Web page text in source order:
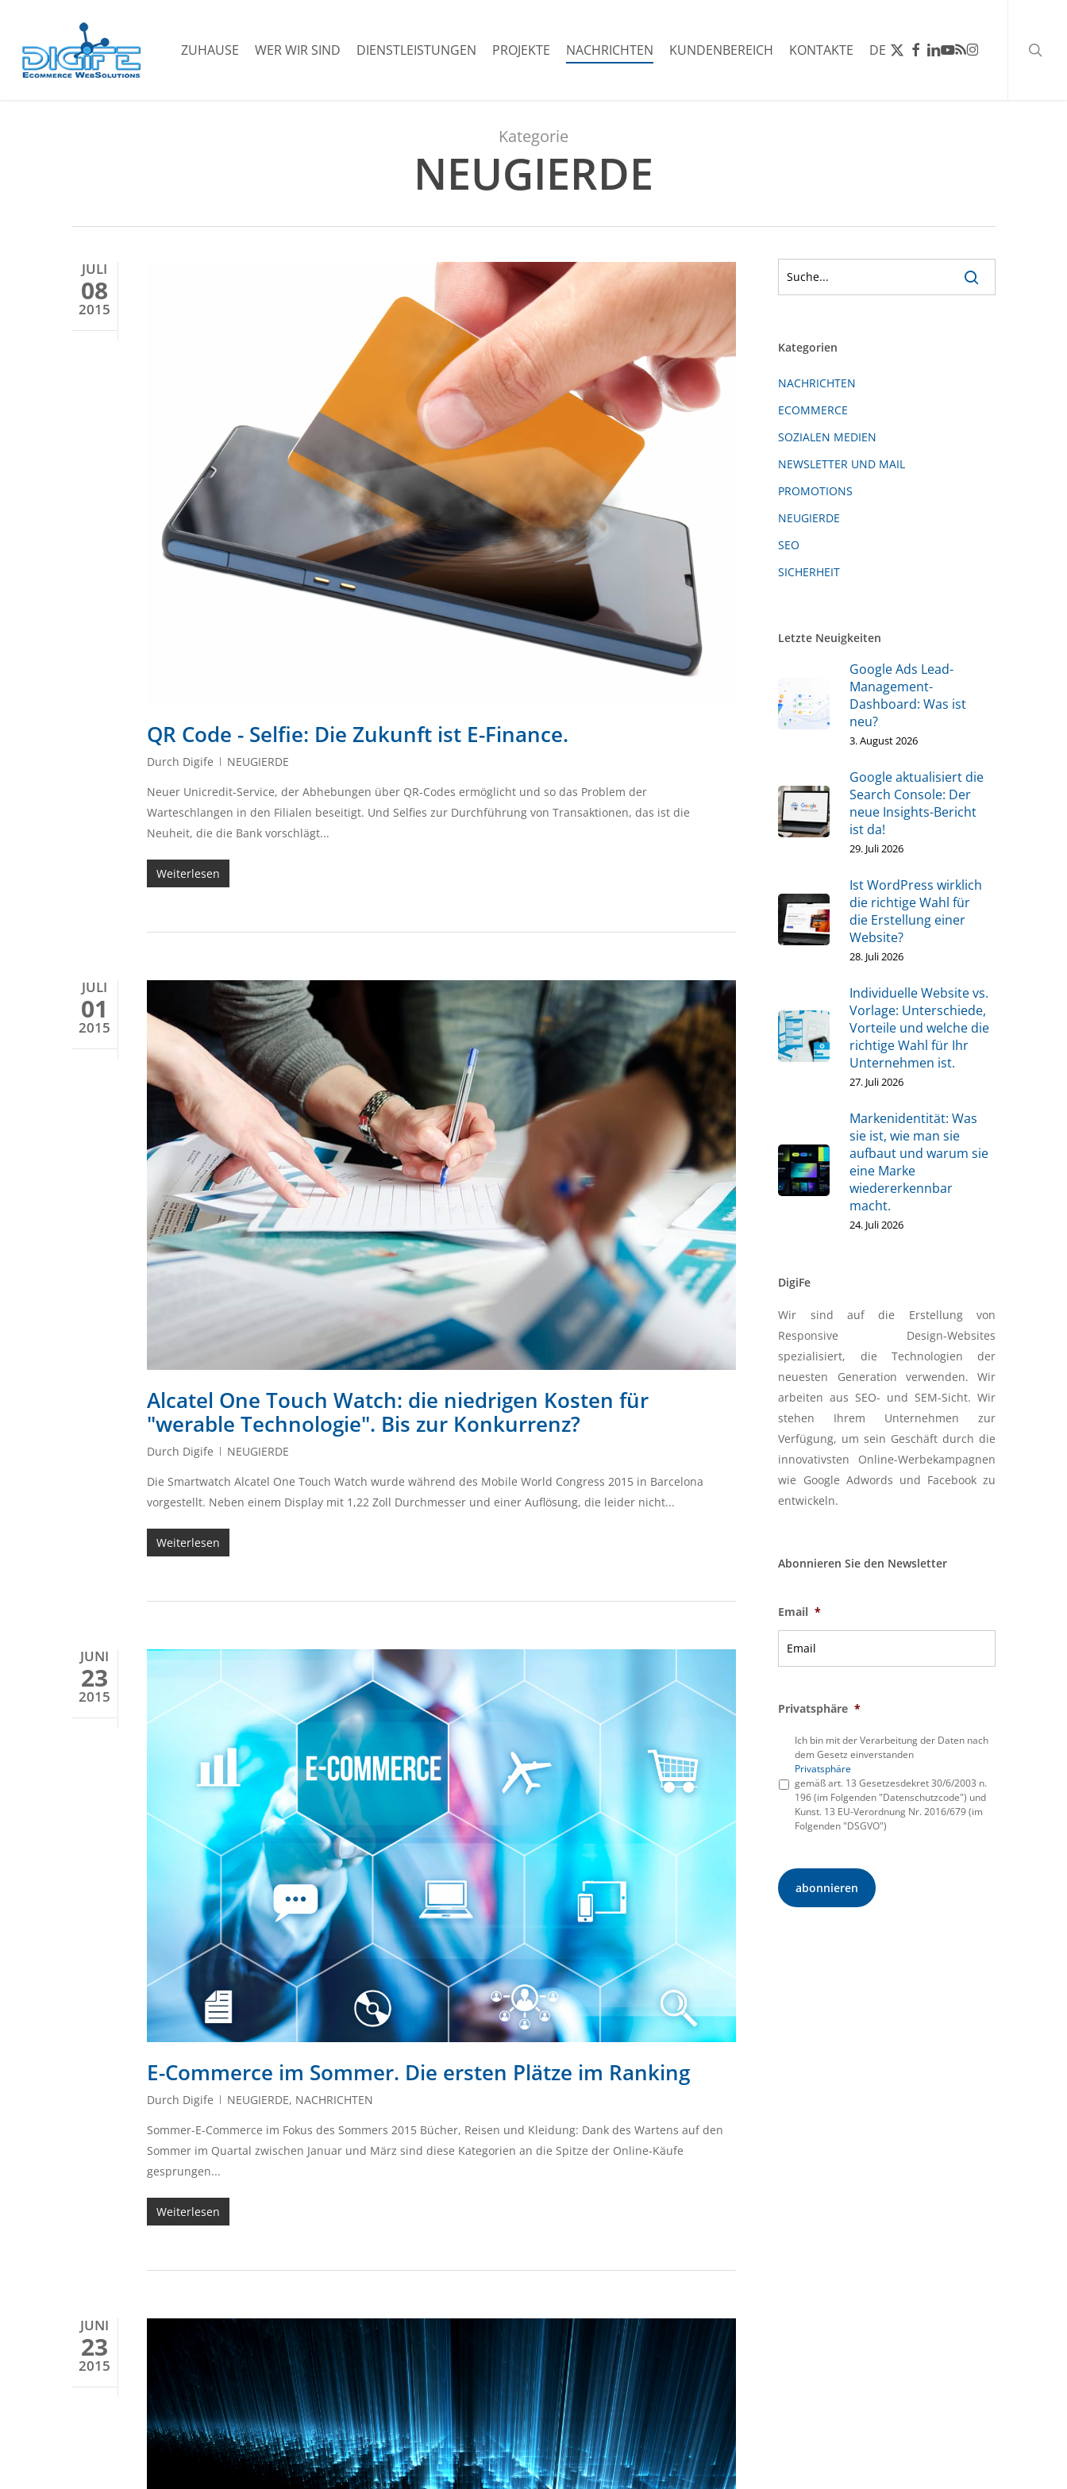
springen
ZUHAUSE WER WIR SIND DIENSTLEISTUNGEN PROJEKTE NACHRICHTEN KUNDENBEREICH KONTAKTE DE X-
TWITTER
FACEBOOK
LINKEDIN
YOUTUBE
RSSINSTAGRAM
Kategorie
NEUGIERDE
JULI
08
2015
QR Code - Selfie: Die Zukunft ist E-Finance.
Durch Digife
NEUGIERDE
Neuer Unicredit-Service, der Abhebungen über QR-Codes ermöglicht und so das Problem der
Warteschlangen in den Filialen beseitigt. Und Selfies zur Durchführung von Transaktionen, das ist die
Neuheit, die die Bank vorschlägt...
Weiterlesen
JULI
01
2015
Alcatel One Touch Watch: die niedrigen Kosten für
"werable Technologie". Bis zur Konkurrenz?
Durch Digife
NEUGIERDE
Die Smartwatch Alcatel One Touch Watch wurde während des Mobile World Congress 2015 in Barcelona
vorgestellt. Neben einem Display mit 1,22 Zoll Durchmesser und einer Auflösung, die leider nicht...
Weiterlesen
JUNI
23
2015
E-Commerce im Sommer. Die ersten Plätze im Ranking
Durch Digife NEUGIERDE, NACHRICHTEN
Sommer-E-Commerce im Fokus des Sommers 2015 Bücher, Reisen und Kleidung: Dank des Wartens auf den
Sommer im Quartal zwischen Januar und März sind diese Kategorien an die Spitze der Online-Käufe
gesprungen...
Weiterlesen
JUNI
23
2015
Kategorien
NACHRICHTEN
ECOMMERCE
SOZIALEN MEDIEN
NEWSLETTER UND MAIL
PROMOTIONS
NEUGIERDE
SEO
SICHERHEIT
Letzte Neuigkeiten
Google Ads Lead-
Management-
Dashboard: Was ist
neu?
3. August 2026
Google aktualisiert die
Search Console: Der
neue Insights-Bericht
ist da!
29. Juli 2026
Ist WordPress wirklich
die richtige Wahl für
die Erstellung einer
Website?
28. Juli 2026
Individuelle Website vs.
Vorlage: Unterschiede,
Vorteile und welche die
richtige Wahl für Ihr
Unternehmen ist.
27. Juli 2026
Markenidentität: Was
sie ist, wie man sie
aufbaut und warum sie
eine Marke
wiedererkennbar
macht.
24. Juli 2026
DigiFe
Wir sind auf die Erstellung von
Responsive Design-Websites
spezialisiert, die Technologien der
neuesten Generation verwenden. Wir
arbeiten aus SEO- und SEM-Sicht. Wir
stehen Ihrem Unternehmen zur
Verfügung, um sein Geschäft durch die
innovativsten Online-Werbekampagnen
wie Google Adwords und Facebook zu
entwickeln.
Abonnieren Sie den Newsletter
Email *
Privatsphäre *
Ich bin mit der Verarbeitung der Daten nach
dem Gesetz einverstanden
Privatsphäre
gemäß art. 13 Gesetzesdekret 30/6/2003 n.
196 (im Folgenden "Datenschutzcode") und
Kunst. 13 EU-Verordnung Nr. 2016/679 (im
Folgenden "DSGVO")